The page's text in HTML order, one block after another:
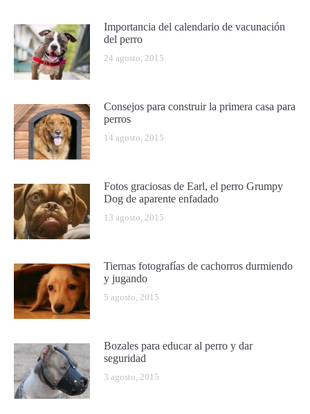
Importancia del calendario de vacunación
del perro
24 agosto, 2015
Consejos para construir la primera casa para
perros
14 agosto, 2015
Fotos graciosas de Earl, el perro Grumpy
Dog de aparente enfadado
13 agosto, 2015
Tiernas fotografías de cachorros durmiendo
y jugando
5 agosto, 2015
Bozales para educar al perro y dar
seguridad
3 agosto, 2015